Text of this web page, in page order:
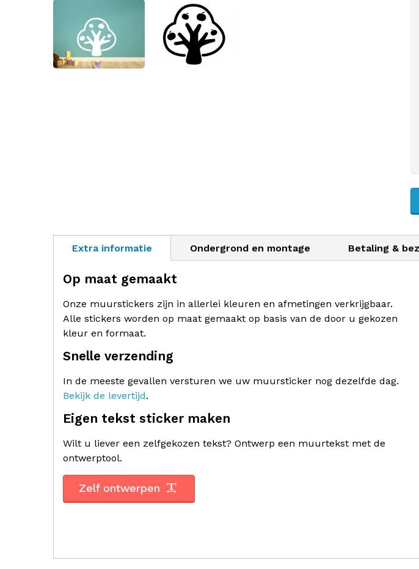
Extra informatie Ondergrond en montage Betaling &
Op maat gemaakt
Onze muurstickers zijn in allerlei kleuren en afmetingen verkrijgbaar.
Alle stickers worden op maat gemaakt op basis van de door u gekozen
kleur en formaat.
Snelle verzending
In de meeste gevallen versturen we uw muursticker nog dezelfde dag.
Bekijk de levertijd.
Eigen tekst sticker maken
Wilt u liever een zelfgekozen tekst? Ontwerp een muurtekst met de
ontwerptool.
Zelf ontwerpen